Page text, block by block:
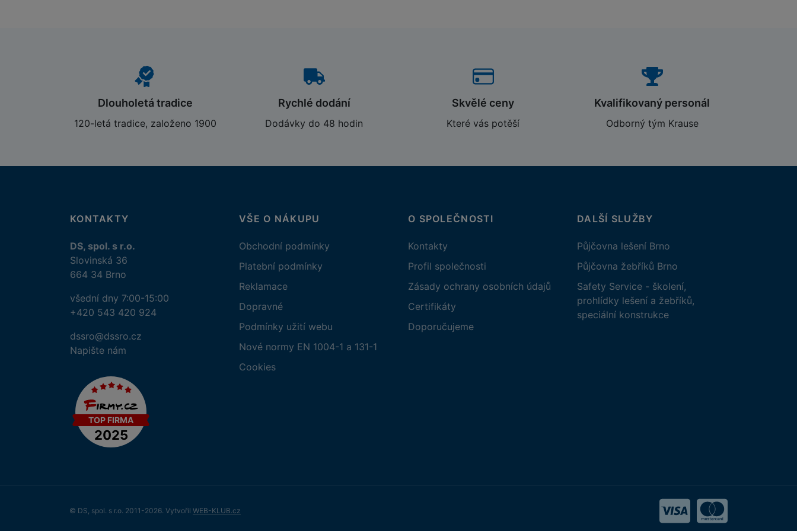
Dlouholetá tradice
120-letá tradice, založeno 1900
Rychlé dodání
Dodávky do 48 hodin
Skvělé ceny
Které vás potěší
Kvalifikovaný personál
Odborný tým Krause
KONTAKTY
DS, spol. s r.o.
Slovinská 36
664 34 Brno
všední dny 7:00-15:00
+420 543 420 924
dssro@dssro.cz
Napište nám
VŠE O NÁKUPU
Obchodní podmínky
Platební podmínky
Reklamace
Dopravné
Podmínky užití webu
Nové normy EN 1004-1 a 131-1
Cookies
O SPOLEČNOSTI
Kontakty
Profil společnosti
Zásady ochrany osobních údajů
Certifikáty
Doporučujeme
DALŠÍ SLUŽBY
Půjčovna lešení Brno
Půjčovna žebříků Brno
Safety Service - školení,
prohlídky lešení a žebříků,
speciální konstrukce
© DS, spol. s r.o. 2011-2026. Vytvořil WEB-KLUB.cz